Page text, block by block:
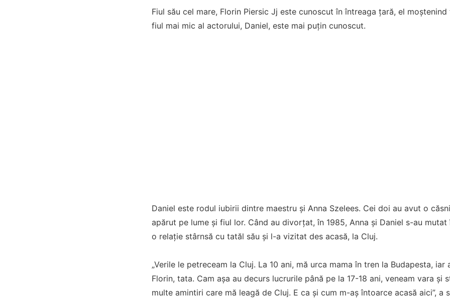
Fiul său cel mare, Florin Piersic Jj este cunoscut în întreaga țară, el
fiul mai mic al actorului, Daniel, este mai puțin cunoscut.
Daniel este rodul iubirii dintre maestru și Anna Szelees. Cei doi au avut o
apărut pe lume și fiul lor. Când au divorțat, în 1985, Anna și Daniel s-au
o relație stârnsă cu tatăl său și l-a vizitat des acasă, la Cluj.
„Verile le petreceam la Cluj. La 10 ani, mă urca mama în tren la Budapesta,
Florin, tata. Cam așa au decurs lucrurile până pe la 17-18 ani, veneam vara și
multe amintiri care mă leagă de Cluj. E ca și cum m-aș întoarce acasă aici”, a